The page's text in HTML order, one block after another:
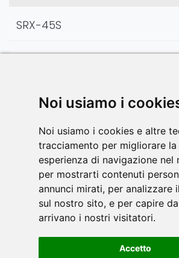
Noi usiamo i
Noi usiamo i cookies e altre
tracciamento per migliorare la
esperienza di navigazione nel
per mostrarti contenuti
annunci mirati, per analizzare
sul nostro sito, e per capire
arrivano i nostri visitatori.
Accetto
SRX-45S
ελάχιστη θέση του τιμονιού.
του ποδηλάτου (άνω επιφάνεια).
Ύψος σέλας> Ο χρήστης μπορεί να ελέγξει τη
εξοπλισμού μετρώντας το μήκος από τη φτέρνα
λαμβάνοντας υπόψη ότι κατά τη διάρκεια της
δεν πρέπει ποτέ να είναι εντελώς τεντωμένο.
Υποχώρηση τιμονιού> δέλτα της ελάχιστης και
έλκηθρου.